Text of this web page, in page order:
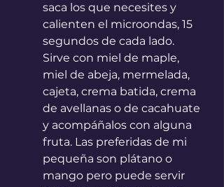
saca los que necesites y
calienten el microondas, 15
segundos de cada lado.
Sirve con miel de maple,
miel de abeja, mermelada,
cajeta, crema batida, crema
de avellanas o de cacahuate
y acompáñalos con alguna
fruta. Las preferidas de mi
pequeña son plátano o
mango pero puede servir